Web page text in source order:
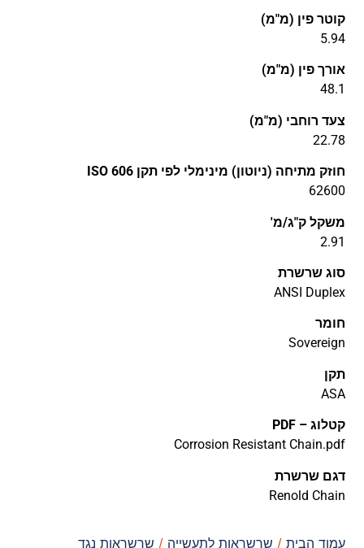
קוטר פין (מ"מ)
5.94
אורך פין (מ"מ)
48.1
צעד רוחבי (מ"מ)
22.78
חוזק מתיחה (ניוטון) מינימלי לפי תקן ISO 606
62600
משקל ק"ג/מ'
2.91
סוג שרשרת
ANSI Duplex
חומר
Sovereign
תקן
ASA
קטלוג – PDF
Corrosion Resistant Chain.pdf
דגם שרשרת
Renold Chain
עמוד הבית / שרשראות לתעשייה / שרשראות נגד